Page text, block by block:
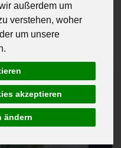
außerdem um
verstehen, woher
um unsere
akzeptieren
ändern
Allergene